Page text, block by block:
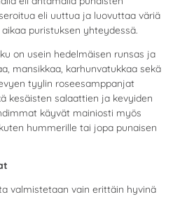
eli uuttua ja luovuttaa väriä
puristuksen yhteydessä.
on usein hedelmäisen runsas ja
mansikkaa, karhunvatukkaa sekä
tyylin roseesamppanjat
kesäisten salaattien ja kevyiden
käyvät mainiosti myös
hummerille tai jopa punaisen
valmistetaan vain erittäin hyvinä